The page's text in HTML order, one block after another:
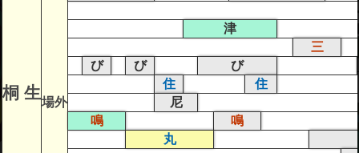
桐 生場外
津
三
び
び
び
住
住
尼
鳴
鳴
丸